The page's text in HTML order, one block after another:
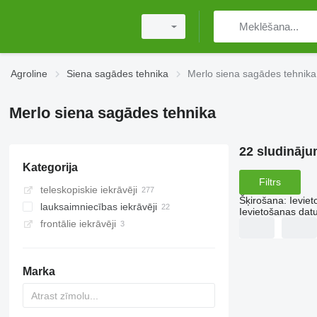
Agroline Siena sagādes tehnika Merlo siena sagādes tehnika
Merlo siena sagādes tehnika
Kategorija
teleskopiskie iekrāvēji
lauksaimniecības iekrāvēji
frontālie iekrāvēji
Marka
22
Filtrs
Šķirošana:
Ievietošanas